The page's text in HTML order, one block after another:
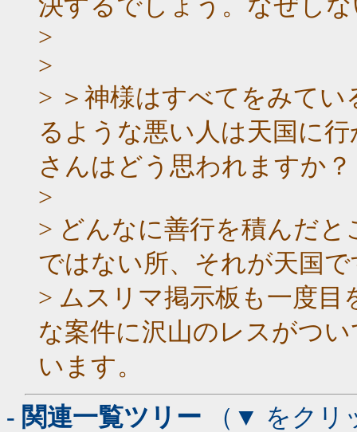
決するでしょう。なぜし
>
>
> ＞神様はすべてをみて
るような悪い人は天国に
さんはどう思われますか？
>
> どんなに善行を積んだ
ではない所、それが天国で
> ムスリマ掲示板も一度
な案件に沢山のレスがつ
います。
- 関連一覧ツリー （▼ をクリ